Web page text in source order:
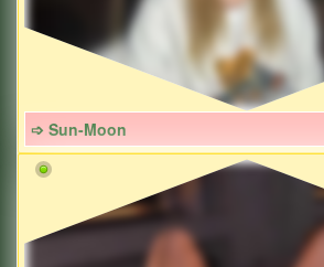
➩ Sun-Moon